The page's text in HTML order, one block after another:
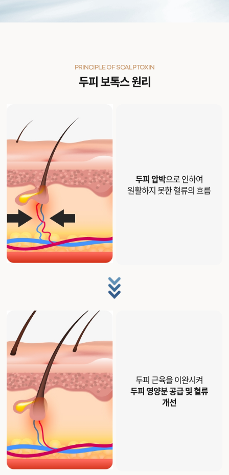
두피 보톡스 원리
PRINCIPLE OF SCALP TOXIN
두피 압박으로 인하여
원활하지 못한 혈류의 흐름
두피 근육을 이완시켜
두피 영양분 공급 및 혈류
개선